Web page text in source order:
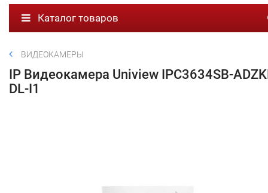
Каталог товаров
ВИДЕОКАМЕРЫ
IP Видеокамера Uniview IPC3634SB-
DL-I1